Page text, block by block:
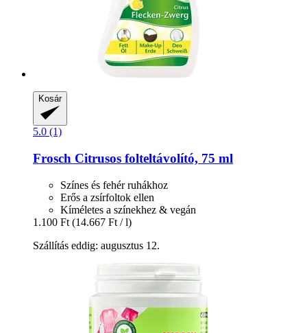
Kosár
5.0 (1)
Frosch Citrusos folteltávolító, 75 ml
Színes és fehér ruhákhoz
Erős a zsírfoltok ellen
Kíméletes a színekhez & vegán
1.100 Ft (14.667 Ft / l)
Szállítás eddig: augusztus 12.